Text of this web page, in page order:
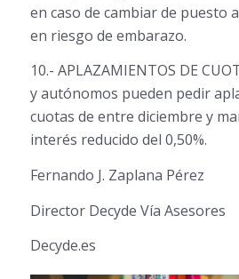
en caso de cambiar de puesto
en riesgo de embarazo.
10.- APLAZAMIENTOS DE
y autónomos pueden pedir
cuotas de entre diciembre y
interés reducido del 0,50%.
Fernando J. Zaplana Pérez
Director Decyde Vía Asesores
Decyde.es